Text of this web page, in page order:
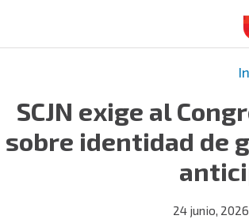
SCJN exige al
sobre identidad de
24 junio, 2026